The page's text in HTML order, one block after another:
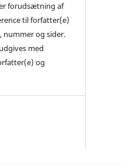
forudsætning af
til forfatter(e)
nummer og sider.
med
og